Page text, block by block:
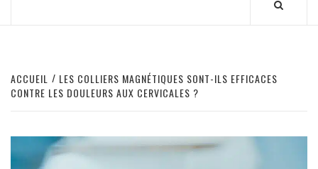
ACCUEIL
LES COLLIERS MAGNÉTIQUES SONT-ILS EFFICACES
CONTRE LES DOULEURS AUX CERVICALES ?